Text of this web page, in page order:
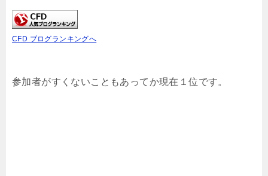
CFD ブログランキングへ
参加者がすくないこともあってか現在１位です。